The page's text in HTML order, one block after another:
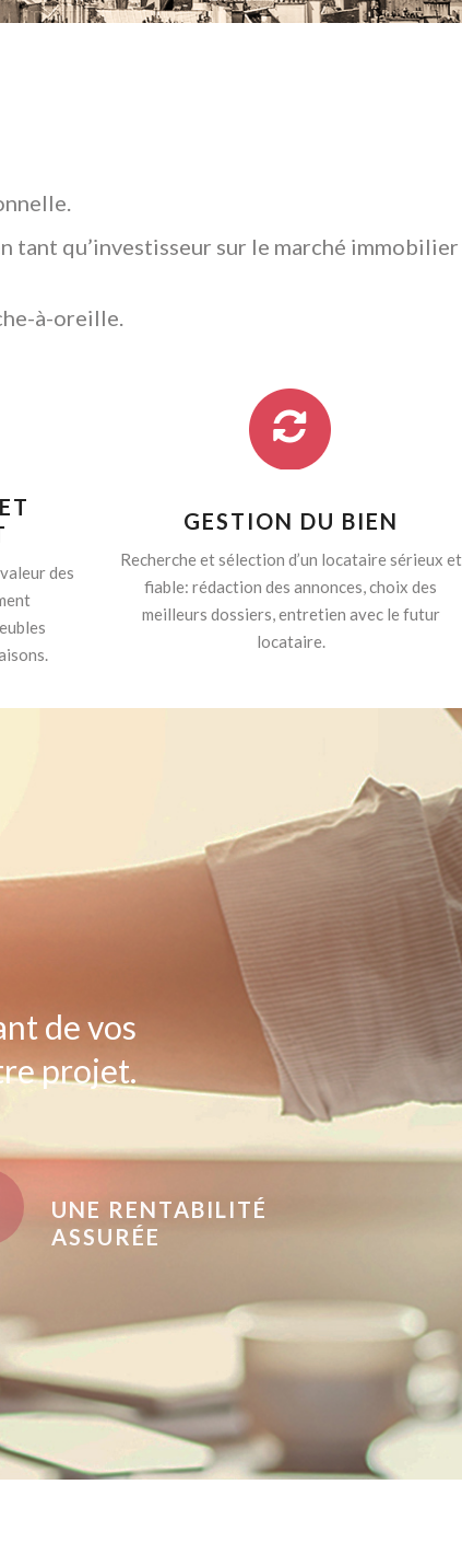
tant qu’investisseur sur le marché immobilier
à-oreille.
des
GESTION DU BIEN
Recherche et sélection d’un locataire sérieux et
fiable: rédaction des annonces, choix des
meilleurs dossiers, entretien avec le futur
locataire.
de vos
projet.
UNE RENTABILITÉ
ASSURÉE